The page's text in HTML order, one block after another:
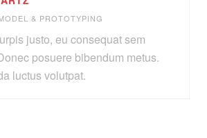
& PROTOTYPING
justo, eu consequat sem
posuere bibendum metus.
luctus volutpat.